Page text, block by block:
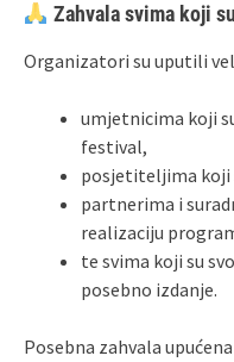
Zahvala svima koji
Organizatori su uputili
umjetnicima koji
festival,
posjetiteljima koji
partnerima i
realizaciju
te svima koji su
posebno izdanje.
Posebna zahvala